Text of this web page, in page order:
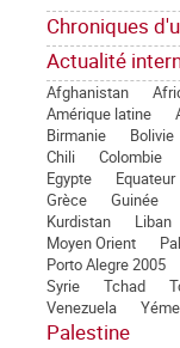
Chroniques
Actualité
Afghanistan
Amérique latine
Birmanie
Bolivie
Chili
Colombie
Egypte
Equateur
Grèce
Guinée
Kurdistan
Liban
Moyen Orient
Porto Alegre 2005
Syrie
Tchad
Venezuela
Palestine